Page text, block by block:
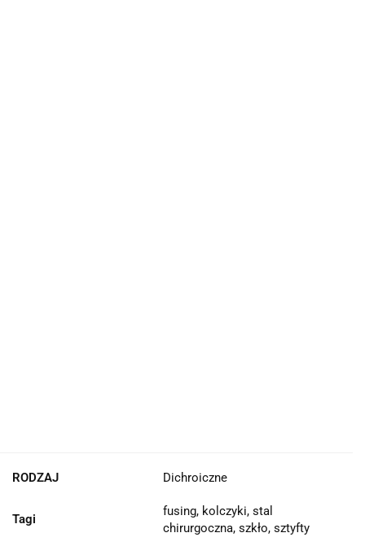
RODZAJ Dichroiczne
Tagi
fusing, kolczyki, stal
chirurgoczna, szkło, sztyfty